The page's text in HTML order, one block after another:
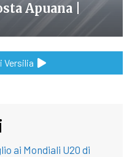
Apuana |
Versilia
ai Mondiali U20 di